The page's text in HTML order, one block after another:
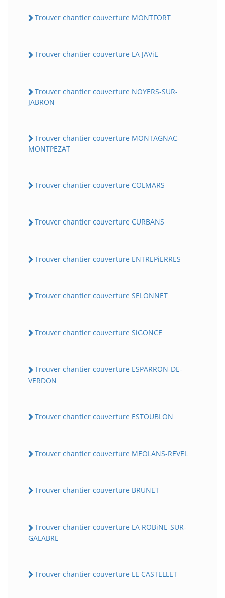
Trouver chantier couverture MONTFORT
Trouver chantier couverture LA JAViE
Trouver chantier couverture NOYERS-SUR-
JABRON
Trouver chantier couverture MONTAGNAC-
MONTPEZAT
Trouver chantier couverture COLMARS
Trouver chantier couverture CURBANS
Trouver chantier couverture ENTREPiERRES
Trouver chantier couverture SELONNET
Trouver chantier couverture SiGONCE
Trouver chantier couverture ESPARRON-DE-
VERDON
Trouver chantier couverture ESTOUBLON
Trouver chantier couverture MEOLANS-REVEL
Trouver chantier couverture BRUNET
Trouver chantier couverture LA ROBiNE-SUR-
GALABRE
Trouver chantier couverture LE CASTELLET